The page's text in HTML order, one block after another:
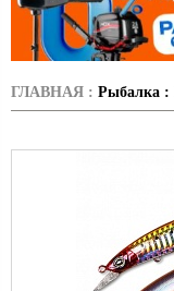
ГЛАВНАЯ : Рыбалка :